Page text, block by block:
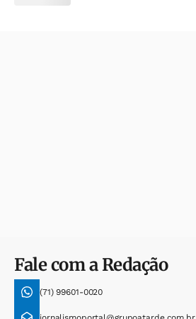
Fale com a Redação
(71) 99601-0020